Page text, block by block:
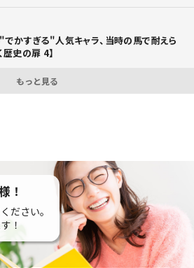
でかすぎる"人気キャラ、当時の馬で耐えら
歴史の扉 4】
もっと見る
！
ださい。
！